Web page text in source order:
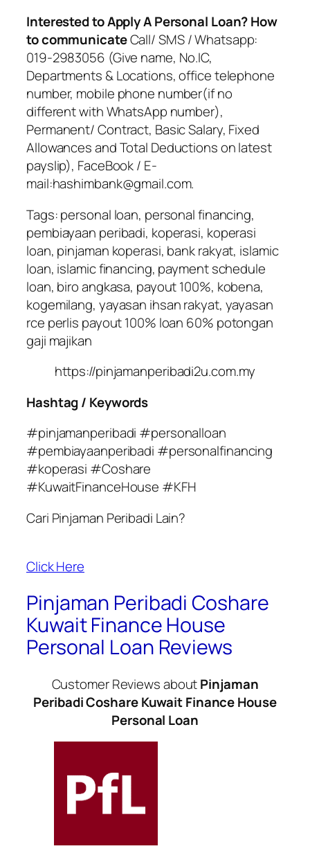
Interested to Apply A Personal Loan? How
to communicateCall/ SMS / Whatsapp:
019-2983056 (Give name, No.IC,
Departments & Locations, office telephone
number, mobile phone number(if no
different with WhatsApp number),
Permanent/ Contract, Basic Salary, Fixed
Allowances and Total Deductions on latest
payslip), FaceBook / E-
mail:hashimbank@gmail.com.
Tags: personal loan, personal financing,
pembiayaan peribadi, koperasi, koperasi
loan, pinjaman koperasi, bank rakyat, islamic
loan, islamic financing, payment schedule
loan, biro angkasa, payout 100%, kobena,
kogemilang, yayasan ihsan rakyat, yayasan
rce perlis payout 100% loan 60% potongan
gaji majikan
https://pinjamanperibadi2u.com.my
Hashtag / Keywords
#pinjamanperibadi #personalloan
#pembiayaanperibadi #personalfinancing
#koperasi #Coshare
#KuwaitFinanceHouse #KFH
Cari Pinjaman Peribadi Lain?
Click Here
Pinjaman Peribadi Coshare
Kuwait Finance House
Personal Loan Reviews
Customer Reviews aboutPinjaman
Peribadi Coshare Kuwait Finance House
Personal Loan